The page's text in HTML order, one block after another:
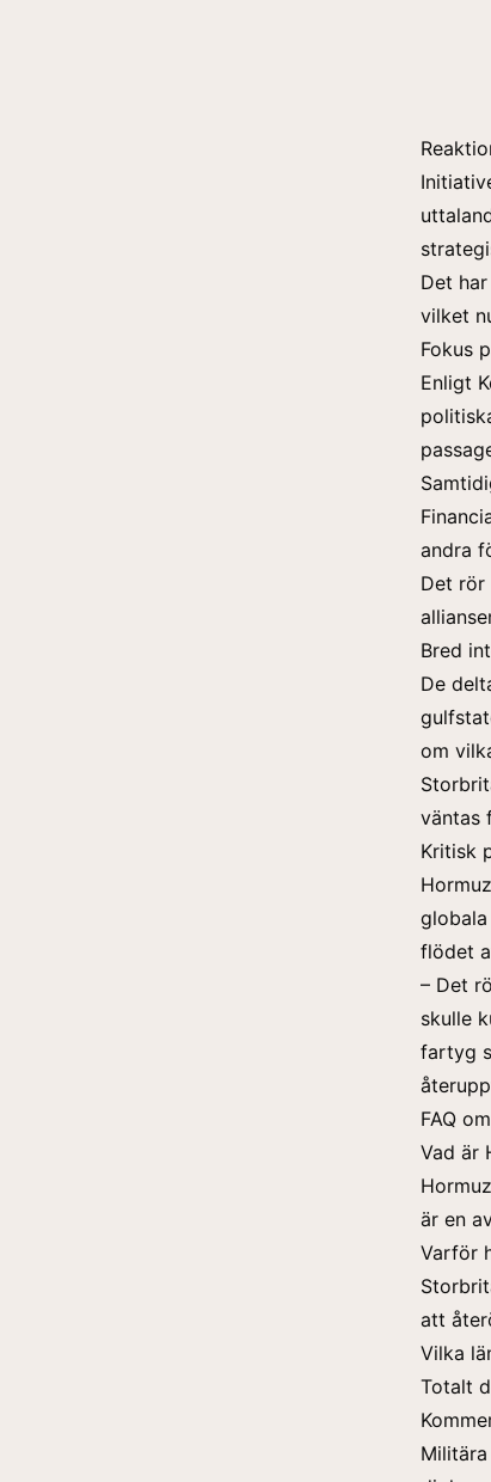
Det
vilket
Fokus
Enligt
andra
Det rör
Bred
De
om
väntas
Kritisk
flödet
– Det
skulle
fartyg
FAQ
Vad är
är en
Varför
att
Vilka
Totalt